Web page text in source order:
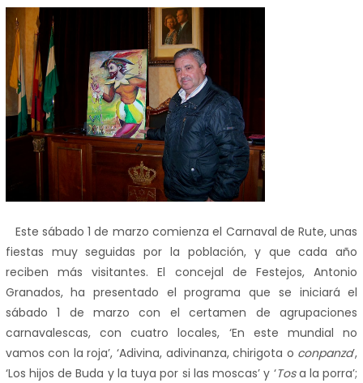
Este sábado 1 de marzo comienza el Carnaval de Rute, unas
fiestas muy seguidas por la población, y que cada año
reciben más visitantes. El concejal de Festejos, Antonio
Granados, ha presentado el programa que se iniciará el
sábado 1 de marzo con el certamen de agrupaciones
carnavalescas, con cuatro locales, ‘En este mundial no
vamos con la roja’, ‘Adivina, adivinanza, chirigota o conpanza’,
‘Los hijos de Buda y la tuya por si las moscas’ y ‘Tosa la porra’;